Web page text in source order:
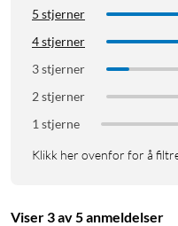
5 stjerner
4 stjerner
3 stjerner
2 stjerner
1 stjerne
Klikk her ovenfor for å
Viser 3 av 5 anmeldelser